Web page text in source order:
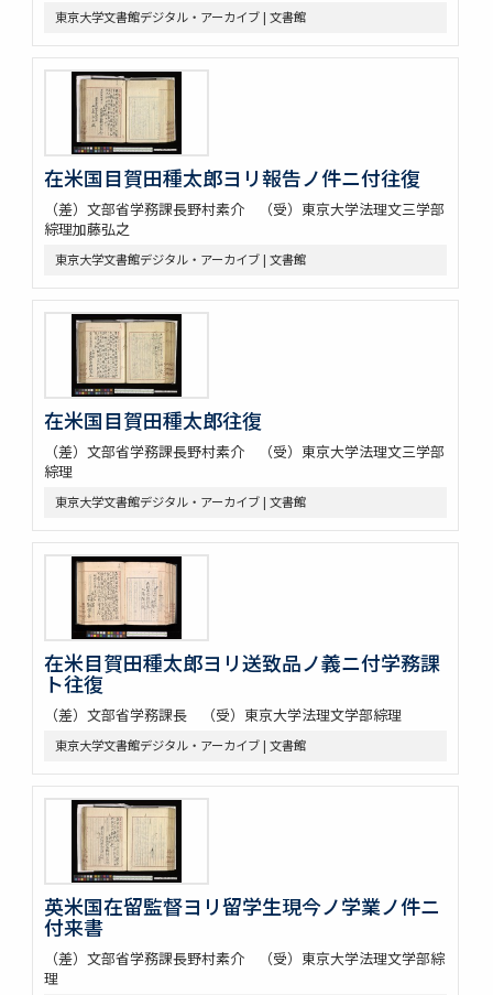
東京大学文書館デジタル・アーカイブ | 文書館
在米国目賀田種太郎ヨリ報告ノ件ニ付往復
（差）文部省学務課長野村素介 （受）東京大学法理文三学部
綜理加藤弘之
東京大学文書館デジタル・アーカイブ | 文書館
在米国目賀田種太郎往復
（差）文部省学務課長野村素介 （受）東京大学法理文三学部
綜理
東京大学文書館デジタル・アーカイブ | 文書館
在米目賀田種太郎ヨリ送致品ノ義ニ付学務課
ト往復
（差）文部省学務課長 （受）東京大学法理文学部綜理
東京大学文書館デジタル・アーカイブ | 文書館
英米国在留監督ヨリ留学生現今ノ学業ノ件ニ
付来書
（差）文部省学務課長野村素介 （受）東京大学法理文学部綜
理